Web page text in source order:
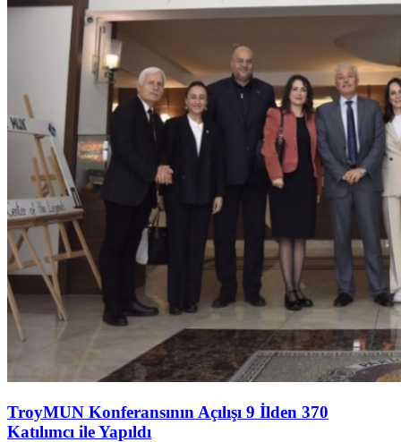
TroyMUN Konferansının Açılışı 9 İlden 370
Katılımcı ile Yapıldı